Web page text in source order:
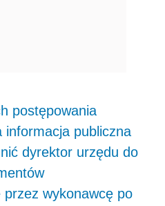
postępowania
informacja publiczna
dyrektor urzędu do
przez wykonawcę po